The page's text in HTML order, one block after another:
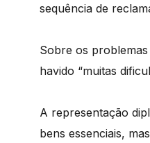
sequência de
Sobre os
havido “muitas
A representação
bens essenciais,